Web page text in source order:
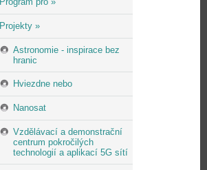
Projekty »
Astronomie - inspirace bez
hranic
Hviezdne nebo
Nanosat
Vzdělávací a demonstrační
centrum pokročilých
technologií a aplikací 5G sítí